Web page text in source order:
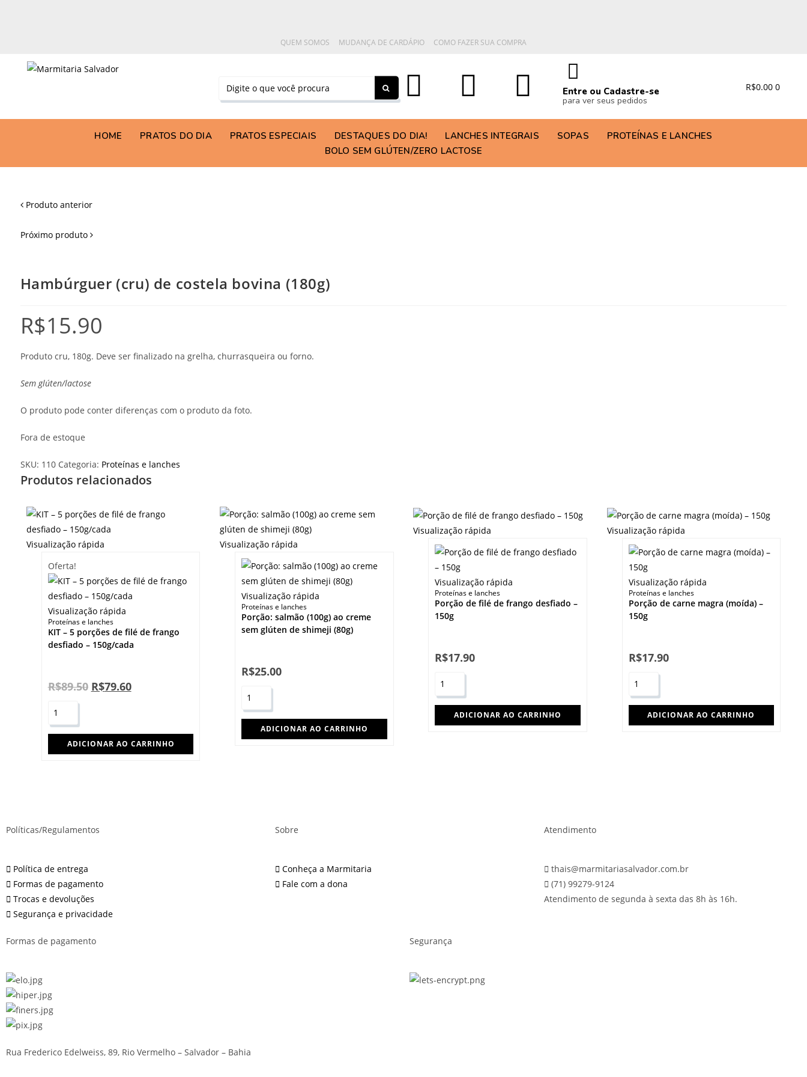
QUEM SOMOS MUDANÇA DE CARDÁPIO COMO FAZER SUA COMPRA
Entre ou Cadastre-se
para ver seus pedidos
R$0.00 0
HOME PRATOS DO DIA PRATOS ESPECIAIS DESTAQUES DO DIA! LANCHES INTEGRAIS SOPAS
PROTEÍNAS E LANCHES
BOLO SEM GLÚTEN/ZERO LACTOSE
Produto anterior
Próximo produto
Hambúrguer (cru) de costela bovina (180g)
R$15.90
Produto cru, 180g. Deve ser finalizado na grelha, churrasqueira ou forno.
Sem glúten/lactose
O produto pode conter diferenças com o produto da foto.
Fora de estoque
SKU: 110 Categoria: Proteínas e lanches
Produtos relacionados
Visualização rápida
Oferta!
Visualização rápida
Proteínas e lanches
KIT – 5 porções de filé de frango
desfiado – 150g/cada
R$89.50 R$79.60
ADICIONAR AO CARRINHO
Visualização rápida
Visualização rápida
Proteínas e lanches
Porção: salmão (100g) ao creme
sem glúten de shimeji (80g)
R$25.00
ADICIONAR AO CARRINHO
Visualização rápida
Visualização rápida
Proteínas e lanches
Porção de filé de frango desfiado –
150g
R$17.90
ADICIONAR AO CARRINHO
Visualização rápida
Visualização rápida
Proteínas e lanches
Porção de carne magra (moída) –
150g
R$17.90
ADICIONAR AO CARRINHO
Políticas/Regulamentos
Política de entrega
Formas de pagamento
Trocas e devoluções
Segurança e privacidade
Sobre
Conheça a Marmitaria
Fale com a dona
Atendimento
thais@marmitariasalvador.com.br
(71) 99279-9124
Atendimento de segunda à sexta das 8h às 16h.
Formas de pagamento Segurança
Rua Frederico Edelweiss, 89, Rio Vermelho – Salvador – Bahia